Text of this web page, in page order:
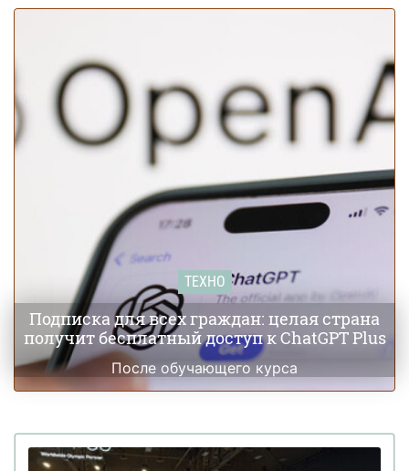
ТЕХНО
Подписка для всех граждан: целая страна
получит бесплатный доступ к ChatGPT Plus
После обучающего курса